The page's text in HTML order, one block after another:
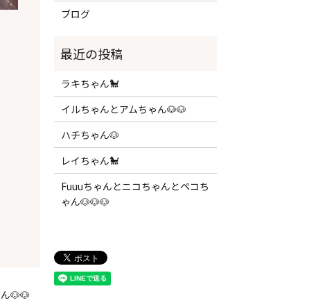
🐶🐶
ブログ
ラキちゃん🐩
イルちゃんとアムちゃん🐶🐶
ハチちゃん🐶
レイちゃん🐩
Fuuuちゃんとニコちゃんとペコち
ゃん🐶🐶🐶